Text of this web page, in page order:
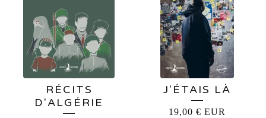
RÉCITS
D'ALGÉRIE
J'ÉTAIS LÀ
19,00 € EUR